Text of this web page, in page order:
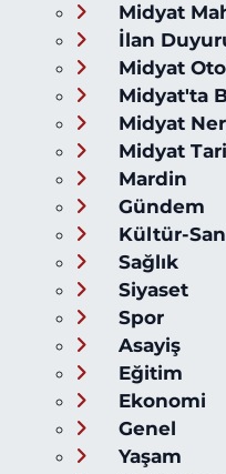
Midyat
İlan
Midyat
Midyat'ta
Midyat
Midyat
Mardin
Gündem
Kültür-
Sağlık
Siyaset
Spor
Asayiş
Eğitim
Ekonomi
Genel
Yaşam